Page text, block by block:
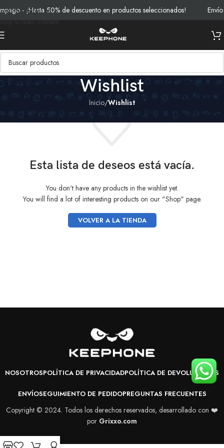
Skip to navigation
Skip to main content
- ¡Hasta 50% de descuento en productos seleccionados!
Wishlist
Inicio/Wishlist
Esta lista de deseos está vacía.
You don't have any products in the wishlist yet.
You will find a lot of interesting products on our "Shop" page.
VOLVER A LA TIENDA
NOSOTROSPOLÍTICA DE PRIVACIDADPOLÍTICA DE DEVOLUCIONES
ENVÍOSEGUIMIENTO DE PEDIDOPREGUNTAS FRECUENTES
Copyright © 2024. Todos los derechos reservados, desarrollado con ❤️
por Grixxo.com